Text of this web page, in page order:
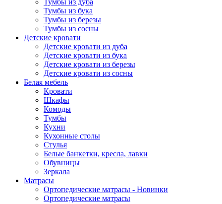
Тумбы из дуба
Тумбы из бука
Тумбы из березы
Тумбы из сосны
Детские кровати
Детские кровати из дуба
Детские кровати из бука
Детские кровати из березы
Детские кровати из сосны
Белая мебель
Кровати
Шкафы
Комоды
Тумбы
Кухни
Кухонные столы
Стулья
Белые банкетки, кресла, лавки
Обувницы
Зеркала
Матрасы
Ортопедические матрасы - Новинки
Ортопедические матрасы